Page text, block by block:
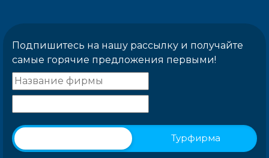
Подпишитесь на нашу рассылку и получайте
самые горячие предложения первыми!
Турфирма